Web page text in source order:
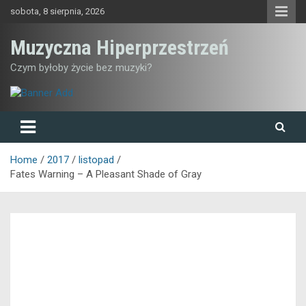
sobota, 8 sierpnia, 2026
Muzyczna Hiperprzestrzeń
Czym byłoby życie bez muzyki?
Home 2017
listopad
Fates Warning – A Pleasant Shade of Gray